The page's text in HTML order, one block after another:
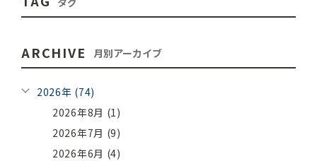
ARCHIVE 月別アーカイブ
2026年 (74)
2026年8月 (1)
2026年7月 (9)
2026年6月 (4)